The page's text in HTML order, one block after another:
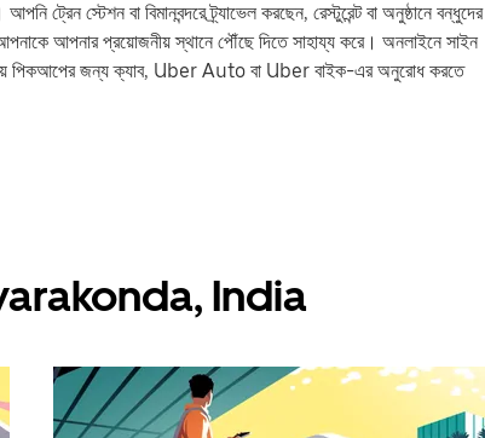
স্টেশন বা বিমানবন্দরে ট্র্যাভেল করছেন, রেস্টুরেন্ট বা অনুষ্ঠানে বন্ধুদের
আপনার প্রয়োজনীয় স্থানে পৌঁছে দিতে সাহায্য করে। অনলাইনে সাইন
জন্য ক্যাব, Uber Auto বা Uber বাইক-এর অনুরোধ করতে
India